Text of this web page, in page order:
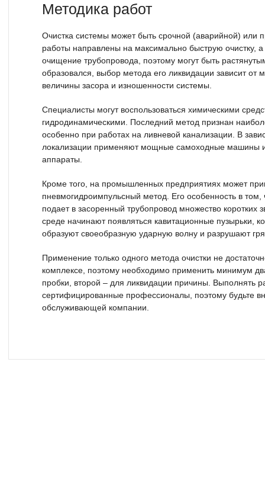
Методика работ
Очистка системы может быть срочной (аварийной) или
работы направлены на максимально быструю очистку,
очищение трубопровода, поэтому могут быть
образовался, выбор метода его ликвидации зависит от
величины засора и изношенности системы.
Специалисты могут воспользоваться химическими
гидродинамическими. Последний метод признан
особенно при работах на ливневой канализации. В
локализации применяют мощные самоходные машины
аппараты.
Кроме того, на промышленных предприятиях может
пневмогидроимпульсный метод. Его особенность в том,
подает в засоренный трубопровод множество коротких
среде начинают появляться кавитационные пузырьки,
образуют своеобразную ударную волну и разрушают
Применение только одного метода очистки не
комплексе, поэтому необходимо применить минимум
пробки, второй – для ликвидации причины. Выполнять
сертифицированные профессионалы, поэтому будьте
обслуживающей компании.